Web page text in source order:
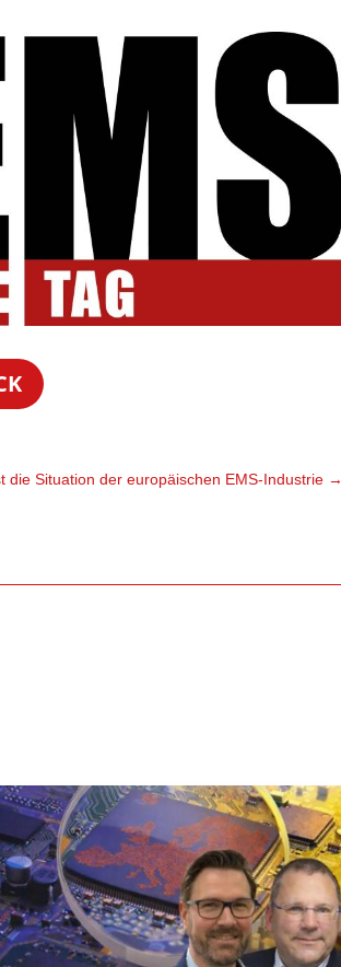
die Situation der europäischen EMS-Industrie→